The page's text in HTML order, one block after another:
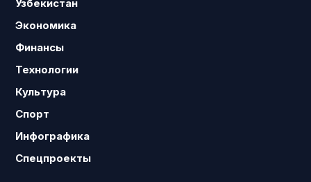
Узбекистан
Экономика
Финансы
Технологии
Культура
Спорт
Инфографика
Спецпроекты